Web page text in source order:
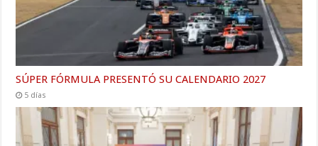
SÚPER FÓRMULA PRESENTÓ SU CALENDARIO 2027
5 días